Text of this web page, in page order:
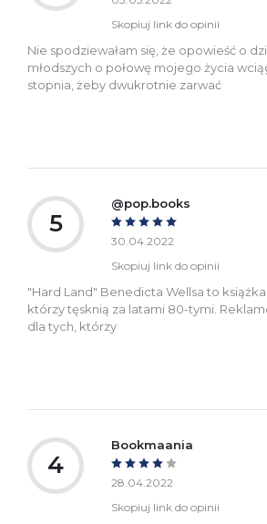
Skopiuj link do opinii
Nie spodziewałam się, że opowieść o
młodszych o połowę mojego życia
stopnia, żeby dwukrotnie zarwać
5
@pop.books
30.04.2022
Skopiuj link do opinii
"Hard Land" Benedicta Wellsa to książka
którzy tęsknią za latami 80-tymi.
dla tych, którzy
4
Bookmaania
28.04.2022
Skopiuj link do opinii